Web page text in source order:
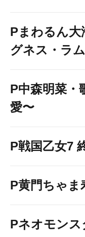
Pまわるん
グネス・ラ
P中森明菜・
愛〜
P戦国乙女7
P黄門ちゃま
Pネオモンス